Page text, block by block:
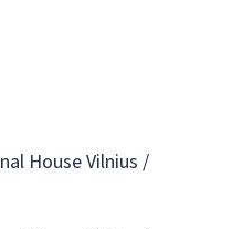
House Vilnius /